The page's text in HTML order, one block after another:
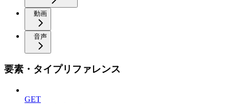
動画
音声
要素・タイプリファレンス
GET